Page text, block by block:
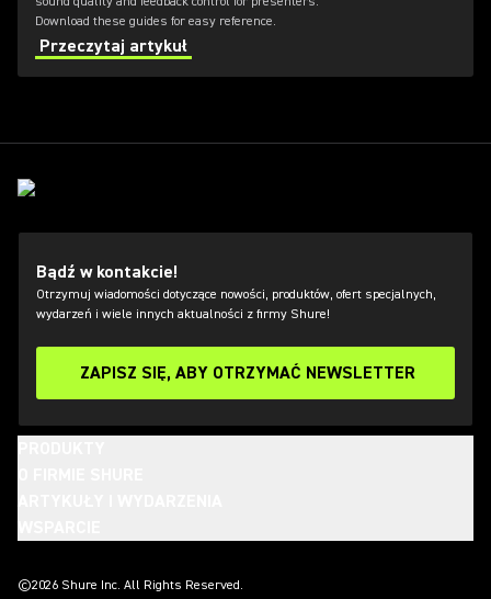
Download these guides for easy reference.
Przeczytaj artykuł
Bądź w kontakcie!
Otrzymuj wiadomości dotyczące nowości, produktów, ofert specjalnych,
wydarzeń i wiele innych aktualności z firmy Shure!
ZAPISZ SIĘ, ABY OTRZYMAĆ NEWSLETTER
©2026 Shure Inc. All Rights Reserved.